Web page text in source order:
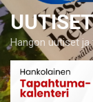
Hangon uutiset